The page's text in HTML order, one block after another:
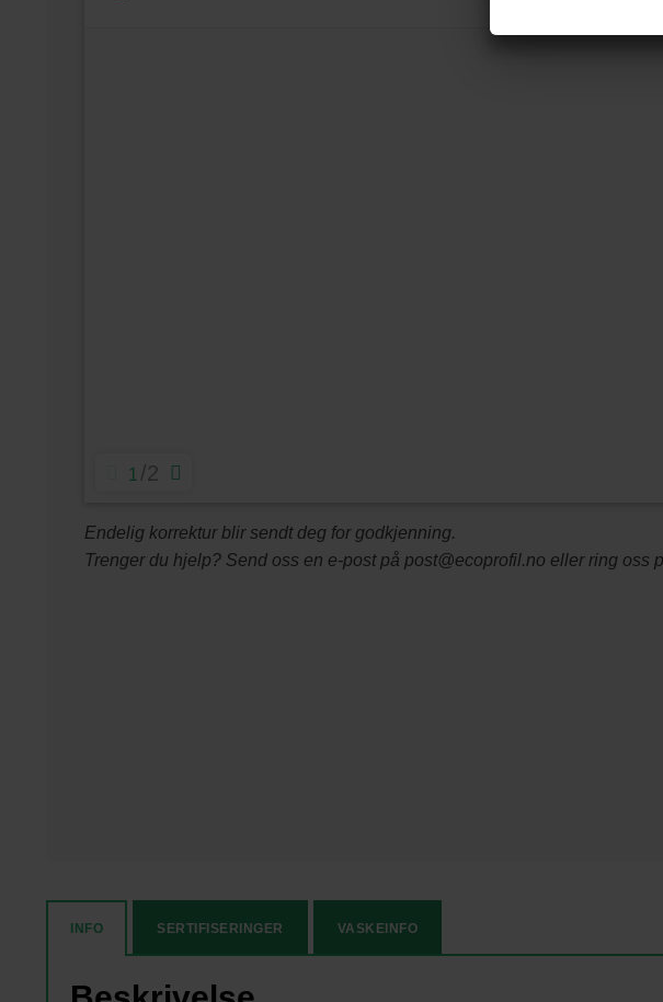
1 2
Endelig korrektur blir sendt deg for godkjenning.
Trenger du hjelp? Send oss en e-post på post@ecoprofil.no eller ring oss
INFO SERTIFISERINGER VASKEINFO